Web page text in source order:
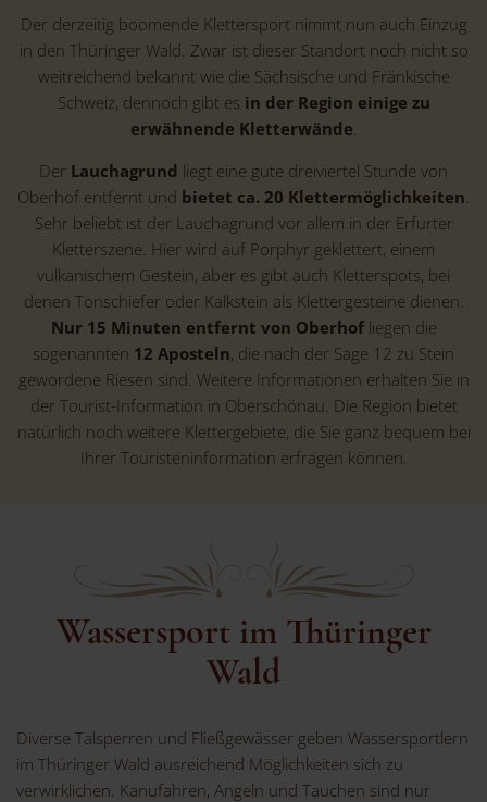
Der derzeitig boomende Klettersport nimmt nun auch Einzug
in den Thüringer Wald. Zwar ist dieser Standort noch nicht so
weitreichend bekannt wie die Sächsische und Fränkische
Schweiz, dennoch gibt es in der Region einige zu
erwähnende Kletterwände
Der Lauchagrund liegt eine gute dreiviertel Stunde von
Oberhof entfernt und bietet ca. 20 Klettermöglichkeiten
Sehr beliebt ist der Lauchagrund vor allem in der Erfurter
Kletterszene. Hier wird auf Porphyr geklettert, einem
vulkanischem Gestein, aber es gibt auch Kletterspots, bei
denen Tonschiefer oder Kalkstein als Klettergesteine dienen.
Nur 15 Minuten entfernt von Oberhofliegen die
sogenannten 12 Aposteln, die nach der Sage 12 zu Stein
gewordene Riesen sind. Weitere Informationen erhalten Sie in
der Tourist-Information in Oberschönau. Die Region bietet
natürlich noch weitere Klettergebiete, die Sie ganz bequem bei
Ihrer Touristeninformation erfragen können.
Wassersport im Thüringer
Wald
Diverse Talsperren und Fließgewässer geben Wassersportlern
im Thüringer Wald ausreichend Möglichkeiten sich zu
verwirklichen. Kanufahren, Angeln und Tauchen sind nur